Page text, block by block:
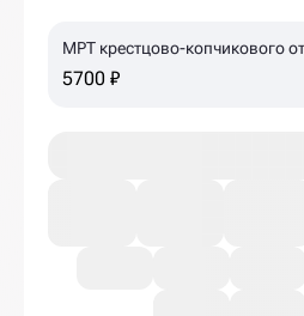
МРТ крестцово-копчикового
позвоночника
5700 ₽